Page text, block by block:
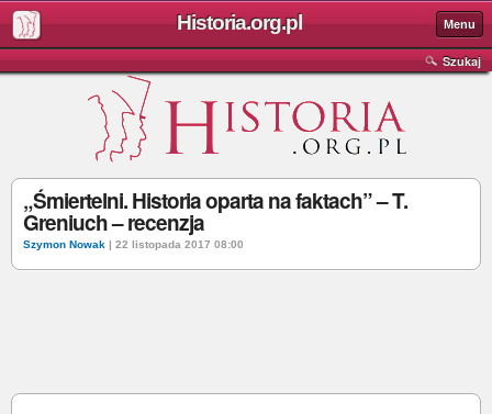
Historia.org.pl Menu
Szukaj
„Śmiertelni. Historia oparta na faktach” – T.
Greniuch – recenzja
Szymon Nowak | 22 listopada 2017 08:00